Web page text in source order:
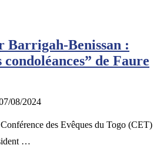
Barrigah-Benissan :
condoléances” de Faure
08/2024
des Evêques du Togo (CET)
…